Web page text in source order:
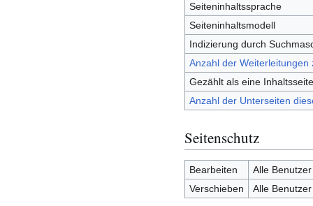
Seiteninhaltssprache
Seiteninhaltsmodell
Indizierung durch
Anzahl der Weiterleitungen
Gezählt als eine Inhaltsseite
Anzahl der Unterseiten
Seitenschutz
Bearbeiten
Alle
Verschieben
Alle